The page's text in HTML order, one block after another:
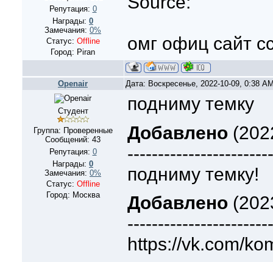
Репутация: 0
Награды: 0
Замечания: 0%
Статус: Offline
Город: Piran
омг офиц сайт
Openair Дата: Воскресенье, 2022-10-09, 0:38
Студент
Группа: Проверенные
Сообщений: 43
Репутация: 0
Награды: 0
Замечания: 0%
Статус: Offline
Город: Москва
подниму темку
Добавлено
подниму темку!
Добавлено
https://vk.com/